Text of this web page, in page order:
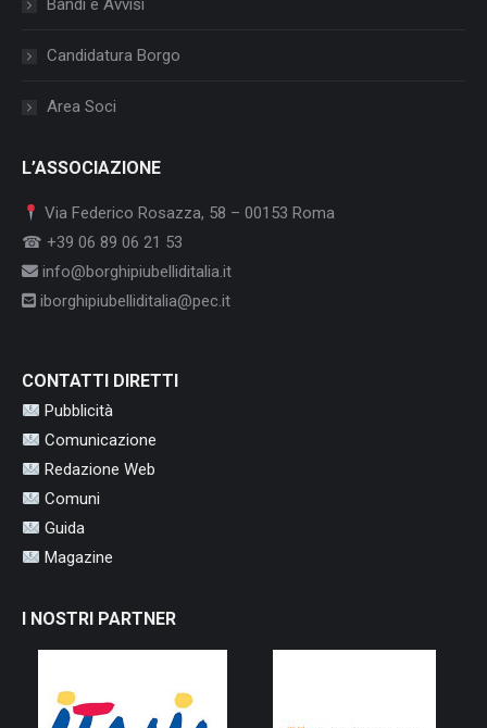
Bandi e Avvisi
Candidatura Borgo
Area Soci
L’ASSOCIAZIONE
Via Federico Rosazza, 58 – 00153 Roma
☎ +39 06 89 06 21 53
info@borghipiubelliditalia.it
iborghipiubelliditalia@pec.it
CONTATTI DIRETTI
Pubblicità
Comunicazione
Redazione Web
Comuni
Guida
Magazine
I NOSTRI PARTNER